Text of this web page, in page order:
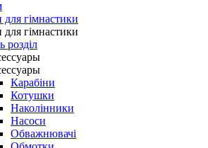
гімнастики
гімнастики
розділ
Карабіни
Котушки
Наколінники
Насоси
Обважнювачі